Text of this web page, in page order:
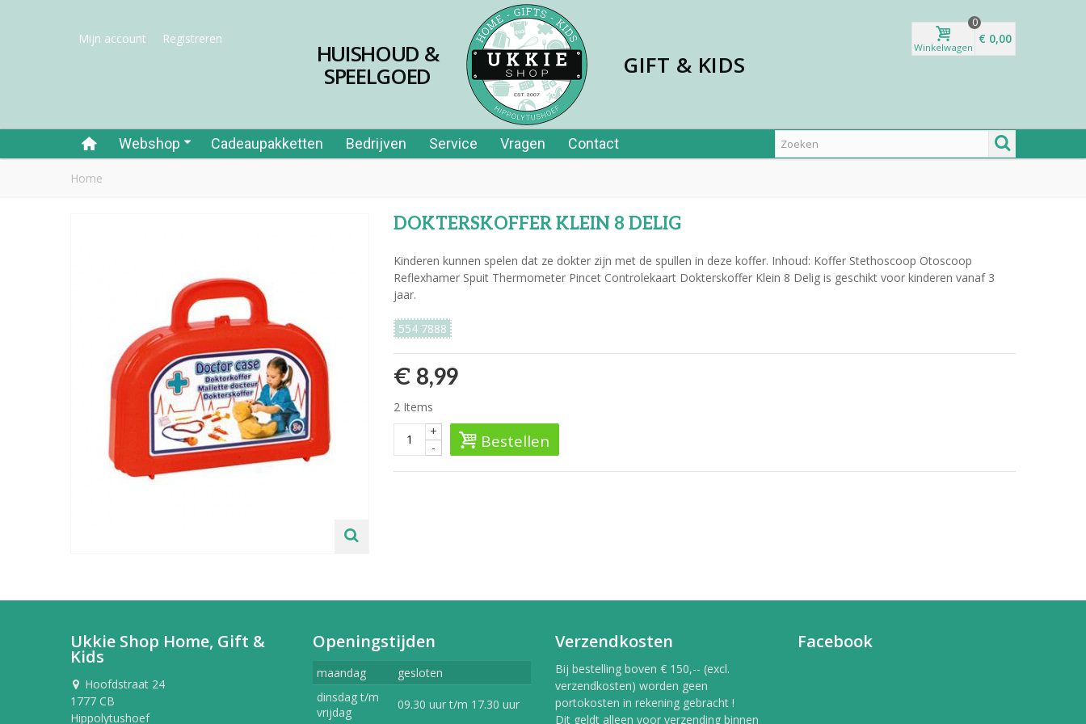
Mijn account Registreren
HUISHOUD &
SPEELGOED GIFT & KIDS
Winkelwagen
0
€ 0,00
Webshop Cadeaupakketten Bedrijven Service Vragen Contact
Home
DOKTERSKOFFER KLEIN 8 DELIG
Kinderen kunnen spelen dat ze dokter zijn met de spullen in deze koffer. Inhoud: Koffer Stethoscoop Otoscoop
Reflexhamer Spuit Thermometer Pincet Controlekaart Dokterskoffer Klein 8 Delig is geschikt voor kinderen vanaf 3
jaar.
554 7888
€ 8,99
2 Items
-
+ Bestellen
Ukkie Shop Home, Gift &
Kids
Hoofdstraat 24
1777 CB
Hippolytushoef
Openingstijden
maandag
gesloten
dinsdag t/m
vrijdag
09.30 uur t/m 17.30 uur
Verzendkosten
Bij bestelling boven € 150,-- (excl.
verzendkosten) worden geen
portokosten in rekening gebracht !
Dit geldt alleen voor verzending binnen
Facebook